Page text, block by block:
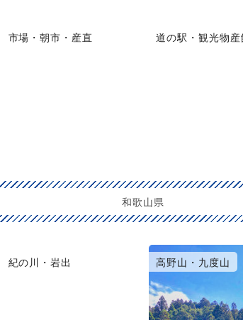
市場・朝市・産直 道の駅・観光物産
和歌山県
紀の川・岩出 高野山・九度山